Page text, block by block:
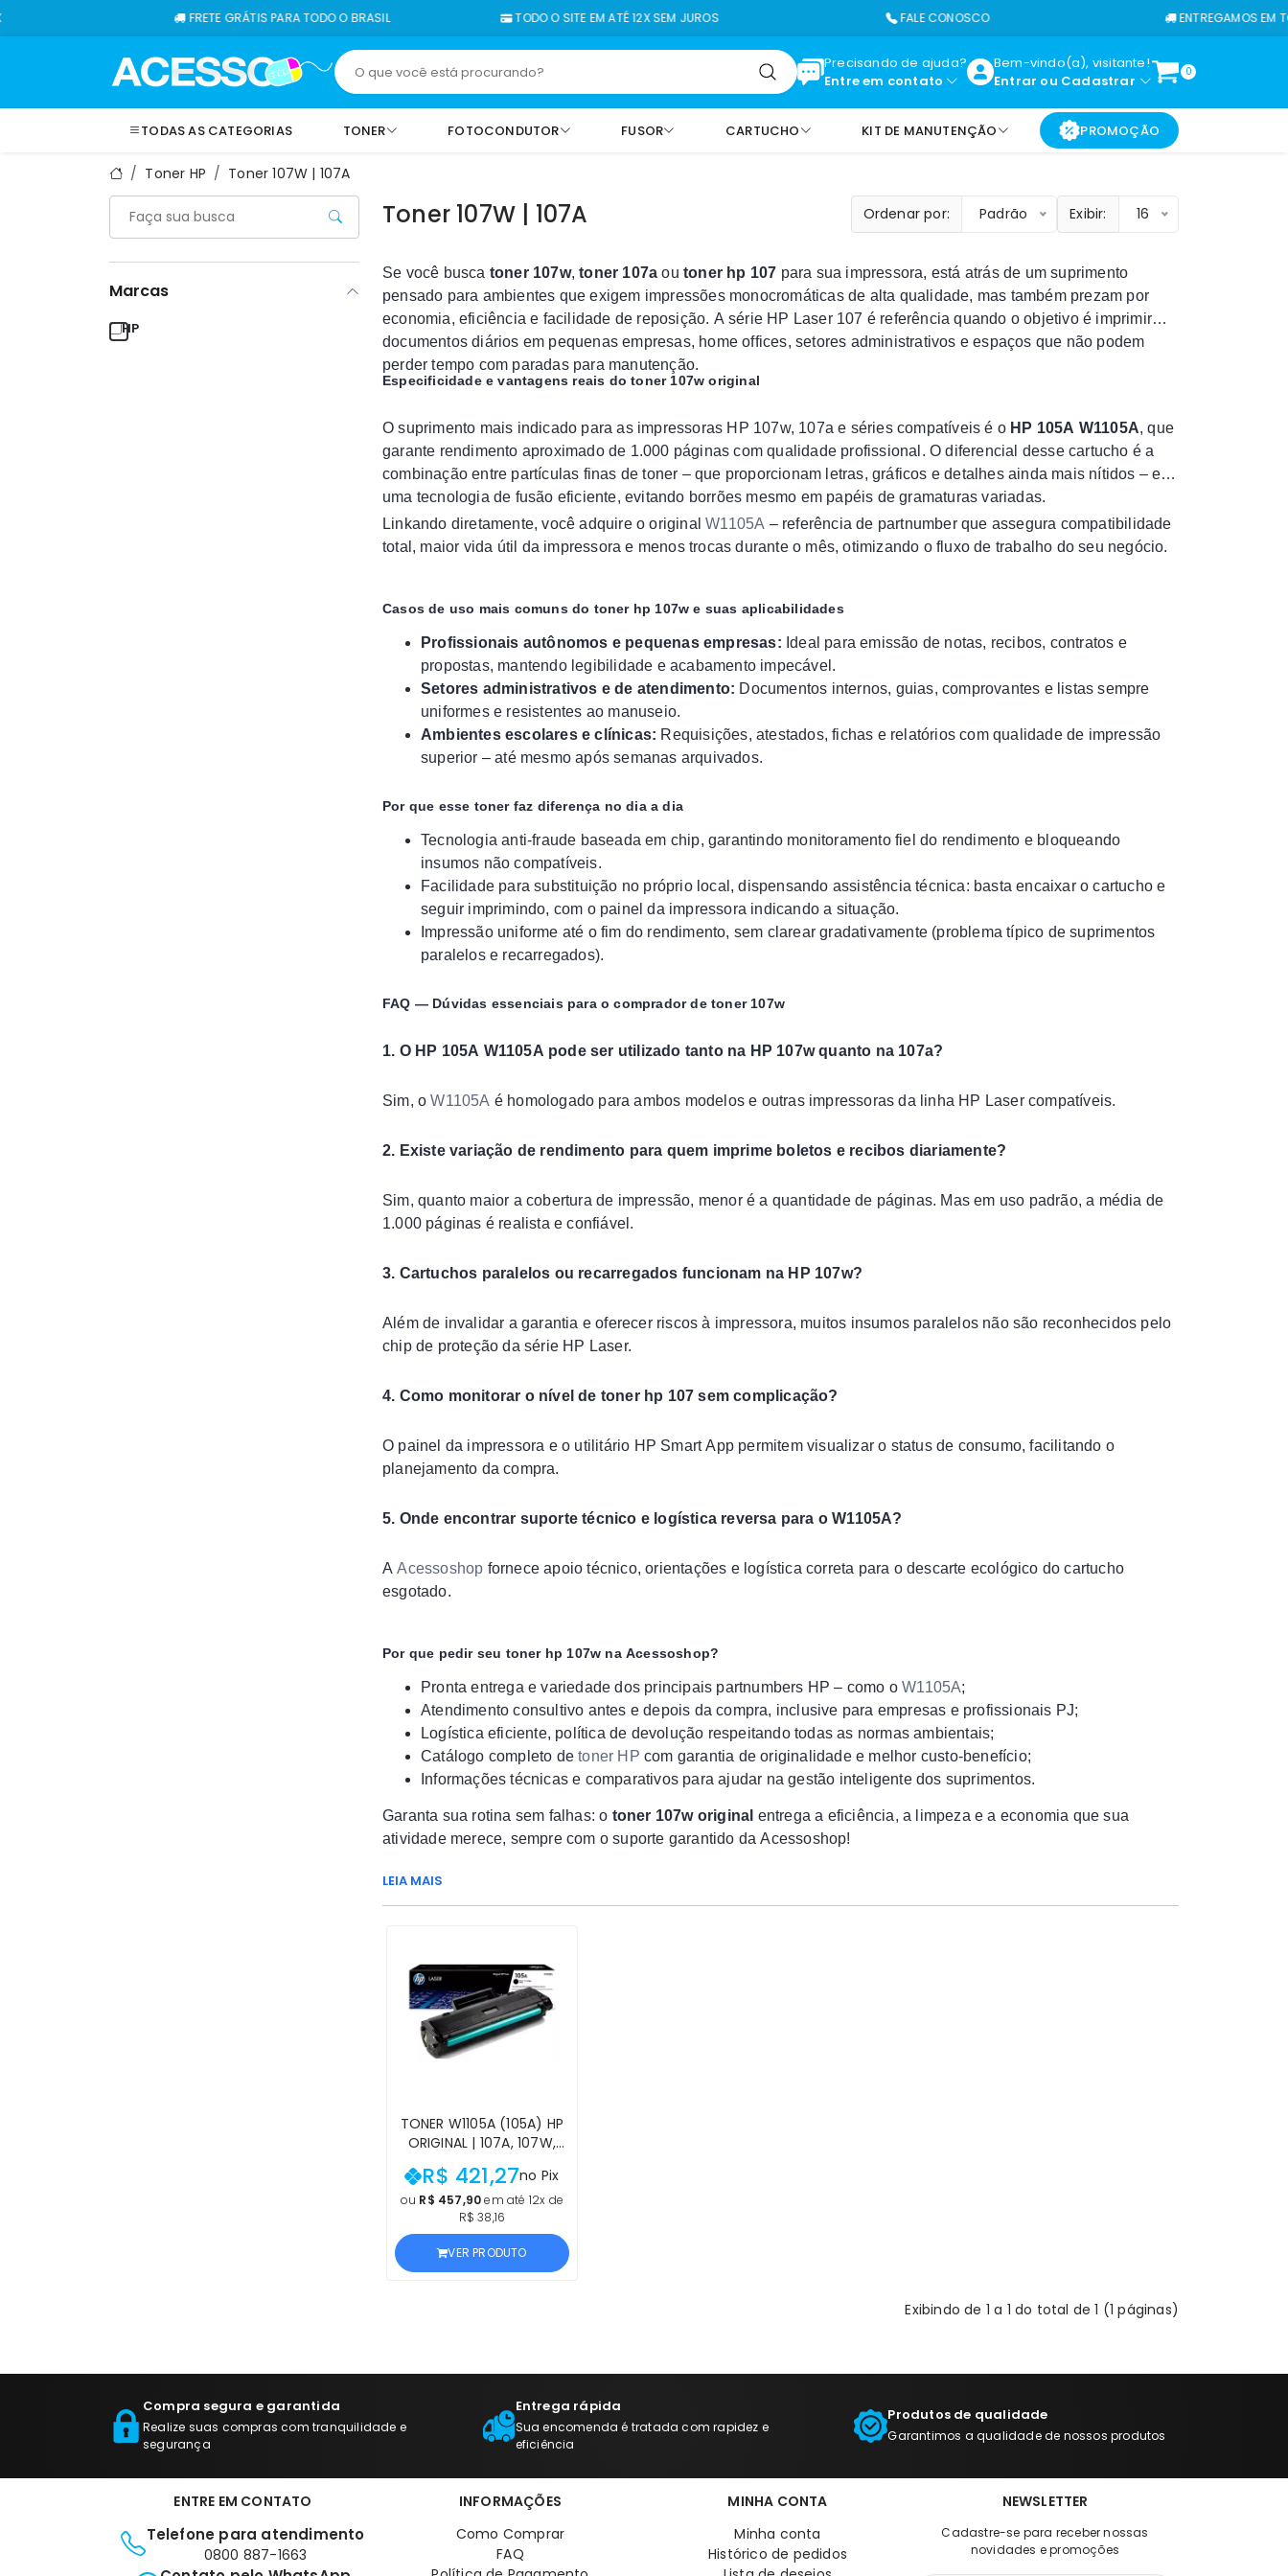
FRETE GRÁTIS PARA TODO O BRASIL TODO O SITE EM ATÉ 12X SEM JUROS FALE CONOSCO ENTREGAMOS EM TODO
Precisando de ajuda?
Entre em contato
Bem-vindo(a), visitante!
Entrar ou Cadastrar
0
TODAS AS CATEGORIAS TONER FOTOCONDUTOR FUSOR CARTUCHO KIT DE MANUTENÇÃO PROMOÇÃO
Toner HP Toner 107W | 107A
Marcas
HP
Toner 107W | 107A Ordenar por: Padrão Exibir: 16
Se você busca toner 107w,toner 107a ou toner hp 107 para sua impressora, está atrás de um suprimento
pensado para ambientes que exigem impressões monocromáticas de alta qualidade, mas também prezam por
economia, eficiência e facilidade de reposição. A série HP Laser 107 é referência quando o objetivo é imprimir
documentos diários em pequenas empresas, home offices, setores administrativos e espaços que não podem
perder tempo com paradas para manutenção.
Especificidade e vantagens reais do toner 107w original
O suprimento mais indicado para as impressoras HP 107w, 107a e séries compatíveis é o HP 105A W1105A, que
garante rendimento aproximado de 1.000 páginas com qualidade profissional. O diferencial desse cartucho é a
combinação entre partículas finas de toner – que proporcionam letras, gráficos e detalhes ainda mais nítidos – e
uma tecnologia de fusão eficiente, evitando borrões mesmo em papéis de gramaturas variadas.
Linkando diretamente, você adquire o originalW1105A – referência de partnumber que assegura compatibilidade
total, maior vida útil da impressora e menos trocas durante o mês, otimizando o fluxo de trabalho do seu negócio.
Casos de uso mais comuns do toner hp 107w e suas aplicabilidades
Profissionais autônomos e pequenas empresas: Ideal para emissão de notas, recibos, contratos e
propostas, mantendo legibilidade e acabamento impecável.
Setores administrativos e de atendimento: Documentos internos, guias, comprovantes e listas sempre
uniformes e resistentes ao manuseio.
Ambientes escolares e clínicas: Requisições, atestados, fichas e relatórios com qualidade de impressão
superior – até mesmo após semanas arquivados.
Por que esse toner faz diferença no dia a dia
Tecnologia anti-fraude baseada em chip, garantindo monitoramento fiel do rendimento e bloqueando
insumos não compatíveis.
Facilidade para substituição no próprio local, dispensando assistência técnica: basta encaixar o cartucho e
seguir imprimindo, com o painel da impressora indicando a situação.
Impressão uniforme até o fim do rendimento, sem clarear gradativamente (problema típico de suprimentos
paralelos e recarregados).
FAQ — Dúvidas essenciais para o comprador de toner 107w
1. O HP 105A W1105A pode ser utilizado tanto na HP 107w quanto na 107a?
Sim, oW1105A é homologado para ambos modelos e outras impressoras da linha HP Laser compatíveis.
2. Existe variação de rendimento para quem imprime boletos e recibos diariamente?
Sim, quanto maior a cobertura de impressão, menor é a quantidade de páginas. Mas em uso padrão, a média de
1.000 páginas é realista e confiável.
3. Cartuchos paralelos ou recarregados funcionam na HP 107w?
Além de invalidar a garantia e oferecer riscos à impressora, muitos insumos paralelos não são reconhecidos pelo
chip de proteção da série HP Laser.
4. Como monitorar o nível de toner hp 107 sem complicação?
O painel da impressora e o utilitário HP Smart App permitem visualizar o status de consumo, facilitando o
planejamento da compra.
5. Onde encontrar suporte técnico e logística reversa para o W1105A?
AAcessoshop fornece apoio técnico, orientações e logística correta para o descarte ecológico do cartucho
esgotado.
Por que pedir seu toner hp 107w na Acessoshop?
Pronta entrega e variedade dos principais partnumbers HP – como oW1105A;
Atendimento consultivo antes e depois da compra, inclusive para empresas e profissionais PJ;
Logística eficiente, política de devolução respeitando todas as normas ambientais;
Catálogo completo detoner HP com garantia de originalidade e melhor custo-benefício;
Informações técnicas e comparativos para ajudar na gestão inteligente dos suprimentos.
Garanta sua rotina sem falhas: o toner 107w original entrega a eficiência, a limpeza e a economia que sua
atividade merece, sempre com o suporte garantido da Acessoshop!
LEIA MAIS
TONER W1105A (105A) HP
ORIGINAL | 107A, 107W,
| PRODUTO OFICIAL HP,
COM NF E PROCEDÊNCIA
R$ 421,27no Pix
ou R$ 457,90em até 12x de
R$ 38,16
VER PRODUTO
Exibindo de 1 a 1 do total de 1 (1 páginas)
Compra segura e garantida
Realize suas compras com tranquilidade e
segurança
Entrega rápida
Sua encomenda é tratada com rapidez e
eficiência
Produtos de qualidade
Garantimos a qualidade de nossos produtos
ENTRE EM CONTATO
Telefone para atendimento
0800 887-1663
INFORMAÇÕES
Como Comprar
FAQ
MINHA CONTA
Minha conta
Histórico de pedidos
NEWSLETTER
Cadastre-se para receber nossas
novidades e promoções